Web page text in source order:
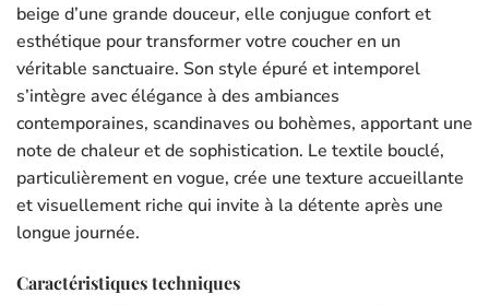
beige d’une grande douceur, elle conjugue confort et
esthétique pour transformer votre coucher en un
véritable sanctuaire. Son style épuré et intemporel
s’intègre avec élégance à des ambiances
contemporaines, scandinaves ou bohèmes, apportant une
note de chaleur et de sophistication. Le textile bouclé,
particulièrement en vogue, crée une texture accueillante
et visuellement riche qui invite à la détente après une
longue journée.
Caractéristiques techniques